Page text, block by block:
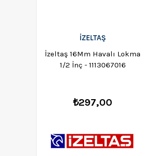
İZELTAŞ
İzeltaş 16Mm Havalı Lokma
1/2 İnç - 1113067016
₺297,00